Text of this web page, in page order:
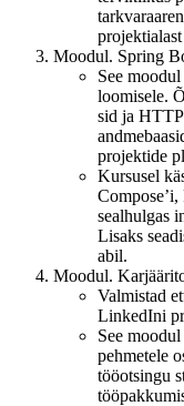
Moodul. Spring
See
loomisele.
sid ja
projektide
Kursusel
sealhulgas
Lisaks
abil.
Moodul.
Valmistad
LinkedIni
See
pehmetele
tööotsingu